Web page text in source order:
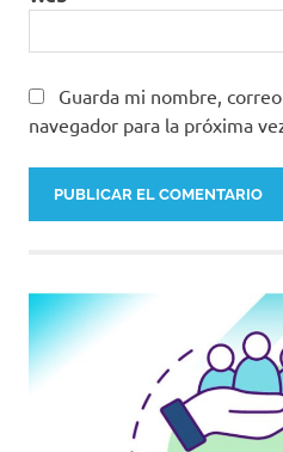
por parte
privados
vacunas
Vacunas
Covid-
19
Guarda mi nombre,
navegador para la próxima